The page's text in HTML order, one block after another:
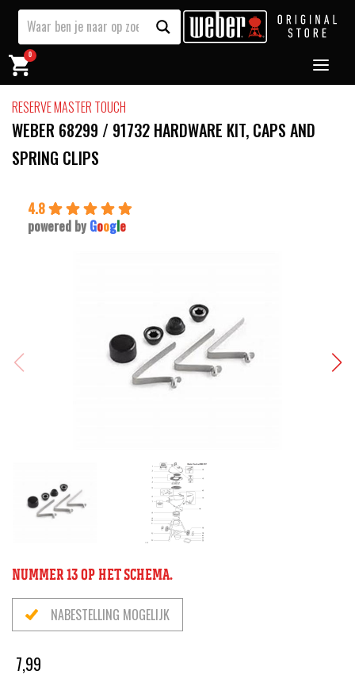
0
RESERVE MASTER TOUCH
WEBER 68299 / 91732 HARDWARE KIT, CAPS AND
SPRING CLIPS
4.8
powered by Google
NUMMER 13 OP HET SCHEMA.
NABESTELLING MOGELIJK
7,99